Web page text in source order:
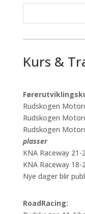
Kurs &
Rudskogen
Rudskogen
Rudskogen
plasser
KNA Raceway
KNA Raceway 18-
Nye dager blir
RoadRacing: